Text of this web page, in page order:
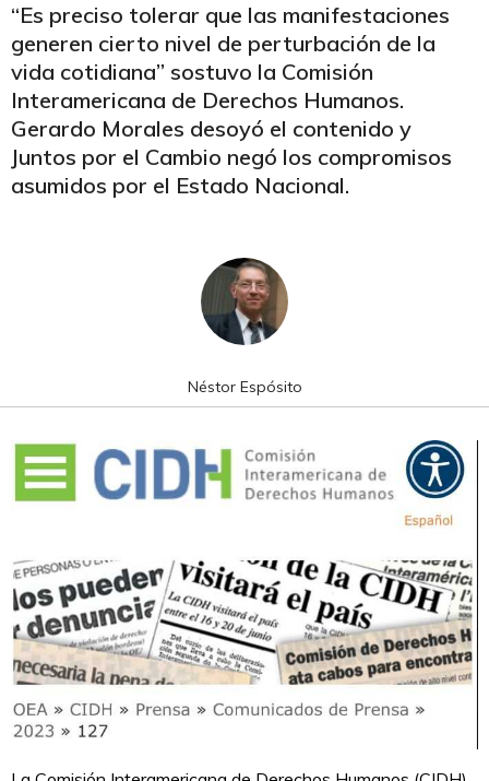
“Es preciso tolerar que las manifestaciones
generen cierto nivel de perturbación de la
vida cotidiana” sostuvo la Comisión
Interamericana de Derechos Humanos.
Gerardo Morales desoyó el contenido y
Juntos por el Cambio negó los compromisos
asumidos por el Estado Nacional.
Néstor Espósito